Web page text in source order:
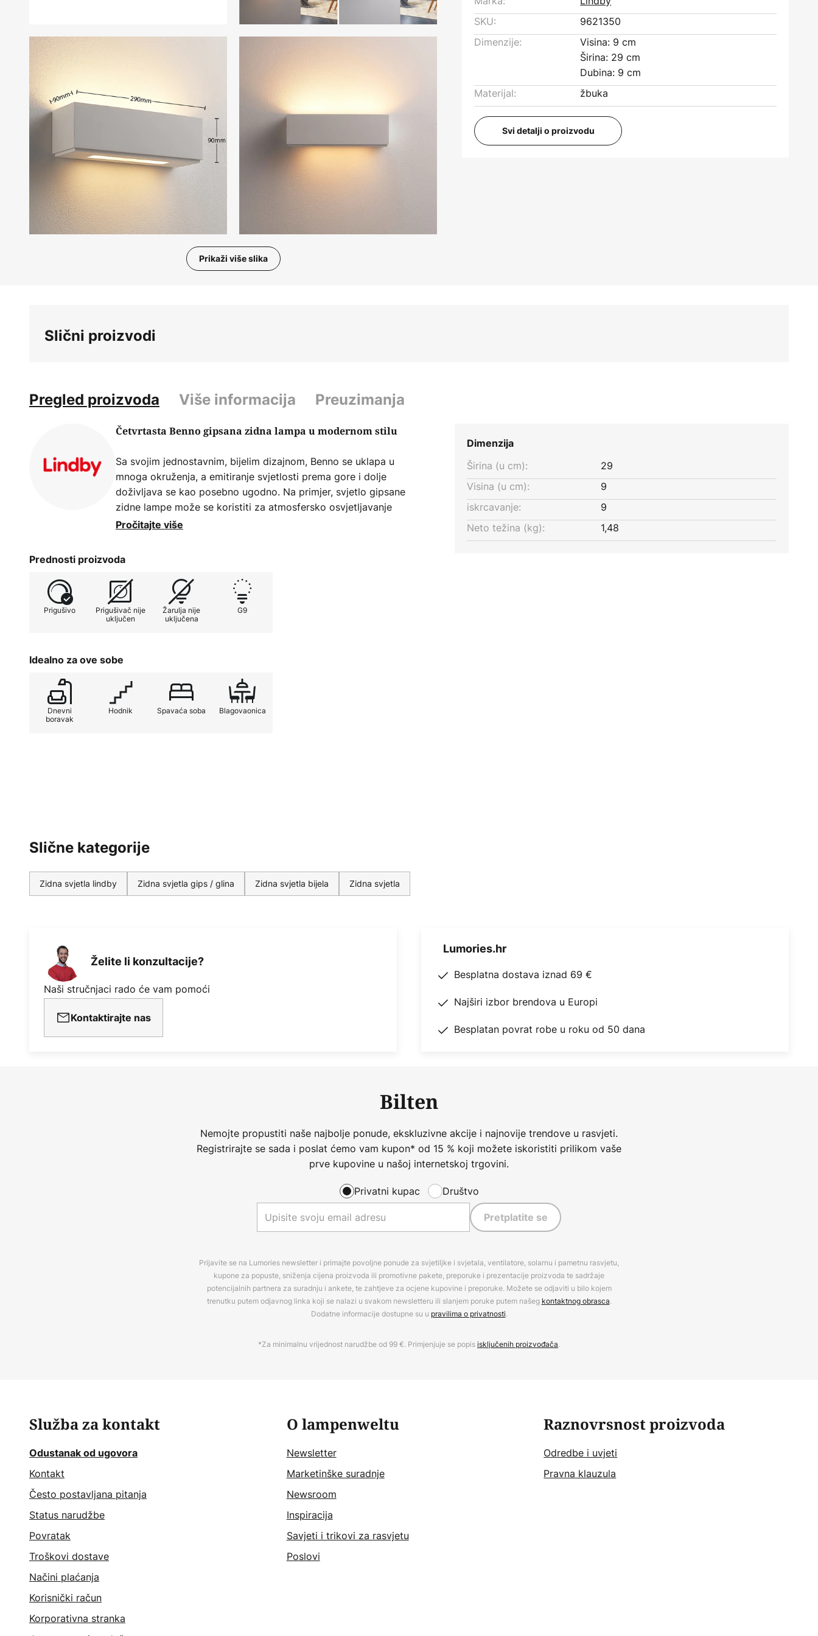
Prikaži više slika
SKU:
9621350
Dimenzije:
Visina: 9 cm
Širina: 29 cm
Dubina: 9 cm
Materijal:
žbuka
Svi detalji o proizvodu
Slični proizvodi
Pregled proizvoda Više informacija Preuzimanja
Četvrtasta Benno gipsana zidna lampa u modernom stilu
Sa svojim jednostavnim, bijelim dizajnom, Benno se uklapa u
mnoga okruženja, a emitiranje svjetlosti prema gore i dolje
doživljava se kao posebno ugodno. Na primjer, svjetlo gipsane
zidne lampe može se koristiti za atmosfersko osvjetljavanje
hodnika ili se lampa može koristiti kao akcentna rasvjeta u
Pročitajte više
Prednosti proizvoda
Prigušivo
Prigušivač nije
uključen
Žarulja nije
uključena
G9
Idealno za ove sobe
Dnevni
boravak
Hodnik Spavaća soba Blagovaonica
Dimenzija
Širina (u cm):
29
Visina (u cm):
9
iskrcavanje:
9
Neto težina (kg):
1,48
Slične kategorije
Zidna svjetla lindby Zidna svjetla gips / glina Zidna svjetla bijela Zidna svjetla
Želite li konzultacije?
Naši stručnjaci rado će vam pomoći
Kontaktirajte nas
Lumories.hr
Besplatna dostava iznad 69 €
Najširi izbor brendova u Europi
Besplatan povrat robe u roku od 50 dana
Bilten
Nemojte propustiti naše najbolje ponude, ekskluzivne akcije i najnovije trendove u rasvjeti.
Registrirajte se sada i poslat ćemo vam kupon* od 15 % koji možete iskoristiti prilikom vaše
prve kupovine u našoj internetskoj trgovini.
Privatni kupac Društvo
Pretplatite se
Prijavite se na Lumories newsletter i primajte povoljne ponude za svjetiljke i svjetala, ventilatore, solarnu i pametnu rasvjetu,
kupone za popuste, sniženja cijena proizvoda ili promotivne pakete, preporuke i prezentacije proizvoda te sadržaje
potencijalnih partnera za suradnju i ankete, te zahtjeve za ocjene kupovine i preporuke. Možete se odjaviti u bilo kojem
trenutku putem odjavnog linka koji se nalazi u svakom newsletteru ili slanjem poruke putem našeg kontaktnog obrasca.
Dodatne informacije dostupne su u pravilima o privatnosti.
*Za minimalnu vrijednost narudžbe od 99 €. Primjenjuje se popisisključenih proizvođača.
Služba za kontakt
Odustanak od ugovora
Kontakt
Često postavljana pitanja
Status narudžbe
Povratak
Troškovi dostave
Načini plaćanja
Korisnički račun
Korporativna stranka
O lampenweltu
Newsletter
Marketinške suradnje
Newsroom
Inspiracija
Savjeti i trikovi za rasvjetu
Poslovi
Raznovrsnost proizvoda
Odredbe i uvjeti
Pravna klauzula